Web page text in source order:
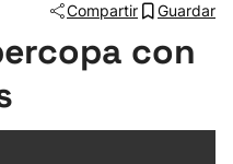
Compartir Guardar
con